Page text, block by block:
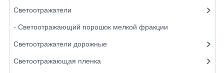
Светоотражатели
- Светоотражающий порошок мелкой фракции
Светоотражатели дорожные
Светоотражающая пленка